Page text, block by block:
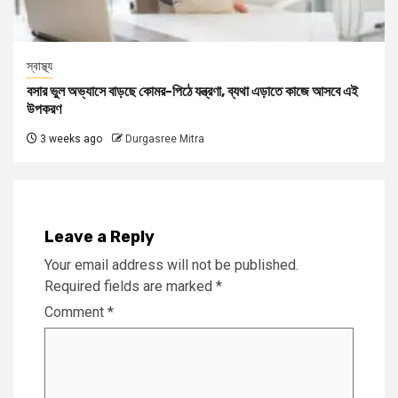
স্বাস্থ্য
বসার ভুল অভ্যাসে বাড়ছে কোমর-পিঠে যন্ত্রণা, ব্যথা এড়াতে কাজে আসবে এই
উপকরণ
3 weeks ago Durgasree Mitra
Leave a Reply
Your email address will not be published.
Required fields are marked *
Comment *